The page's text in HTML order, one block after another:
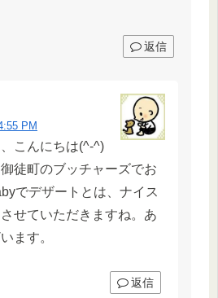
返信
PM
こんにちは(^-^)
徒町のブッチャーズでお
でデザートとは、ナイス
せていただきますね。あ
ます。
返信